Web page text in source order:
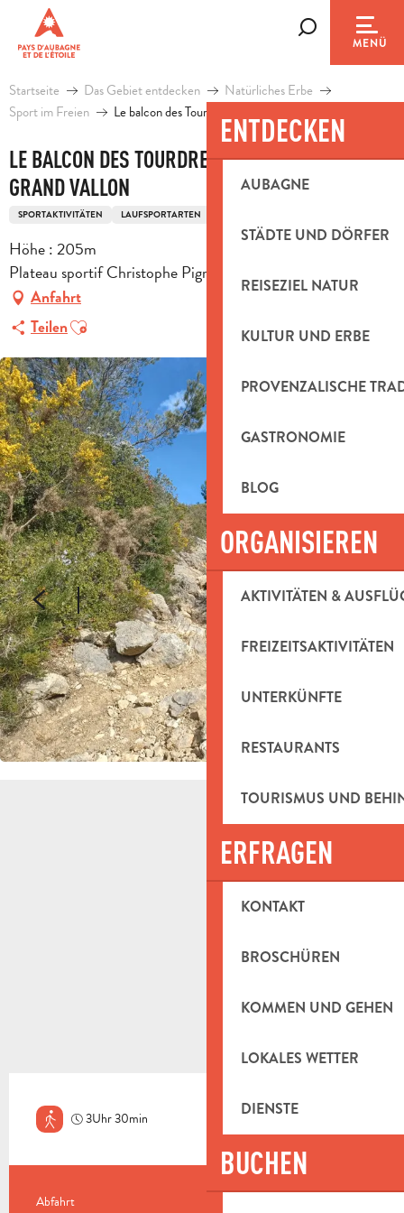
contenu
principal
MENÜ
ENTDECKEN
AUBAGNE
STÄDTE UND DÖRFER
REISEZIEL NATUR
KULTUR UND ERBE
PROVENZALISCHE
GASTRONOMIE
BLOG
ORGANISIEREN
AKTIVITÄTEN &
FREIZEITSAKTIVITÄTEN
UNTERKÜNFTE
RESTAURANTS
TOURISMUS UND
ERFRAGEN
KONTAKT
BROSCHÜREN
KOMMEN UND GEHEN
LOKALES WETTER
DIENSTE
BUCHEN
Startseite Das Gebiet entdecken
Natürliches Erbe
Sport im Freien
Le balcon des Tourdres et la corniche du grand vallon
LE BALCON DES TOURDRES ET LA CORNICHE DU
GRAND VALLON
SPORTAKTIVITÄTEN LAUFSPORTARTEN
Höhe : 205m
Plateau sportif Christophe Pignol, 13360 Roquevaire
Anfahrt
TeilenAjouter aux favoris
3Uhr 30min
Abfahrt